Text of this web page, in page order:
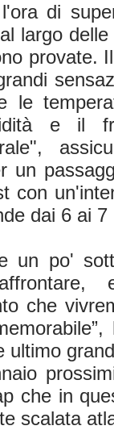
di
largo
provate.
le
e il
un
con
dai 6 ai 7
un po'
che
ultimo
che in
scalata